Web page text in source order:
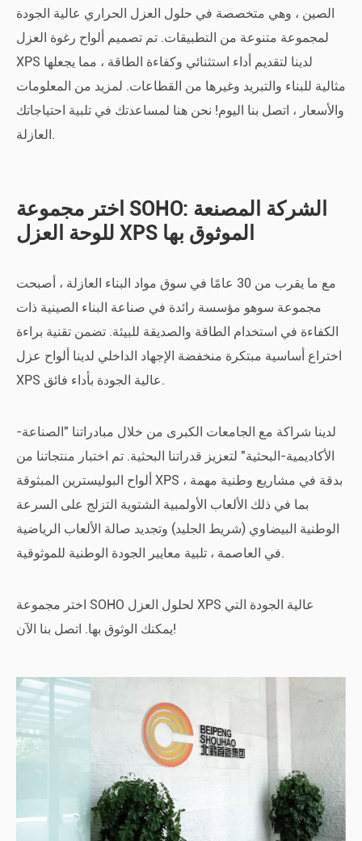
الصين ، وهي متخصصة في حلول العزل الحراري عالية الجودة
لمجموعة متنوعة من التطبيقات. تم تصميم ألواح رغوة العزل
XPS لدينا لتقديم أداء استثنائي وكفاءة الطاقة ، مما يجعلها
مثالية للبناء والتبريد وغيرها من القطاعات. لمزيد من المعلومات
والأسعار ، اتصل بنا اليوم! نحن هنا لمساعدتك في تلبية احتياجاتك
العازلة.
اختر مجموعة SOHO: الشركة المصنعة
للوحة العزل XPS الموثوق بها
مع ما يقرب من 30 عامًا في سوق مواد البناء العازلة ، أصبحت
مجموعة سوهو مؤسسة رائدة في صناعة البناء الصينية ذات
الكفاءة في استخدام الطاقة والصديقة للبيئة. تضمن تقنية براءة
اختراع أساسية مبتكرة منخفضة الإجهاد الداخلي لدينا ألواح عزل
XPS عالية الجودة بأداء فائق.
لدينا شراكة مع الجامعات الكبرى من خلال مبادراتنا "الصناعة-
الأكاديمية-البحثية" لتعزيز قدراتنا البحثية. تم اختبار منتجاتنا من
ألواح البوليسترين المبثوقة XPS بدقة في مشاريع وطنية مهمة ،
بما في ذلك الألعاب الأولمبية الشتوية التزلج على السرعة
الوطنية البيضاوي (شريط الجليد) وتجديد صالة الألعاب الرياضية
في العاصمة ، تلبية معايير الجودة الوطنية للموثوقية.
اختر مجموعة SOHO لحلول العزل XPS عالية الجودة التي
يمكنك الوثوق بها. اتصل بنا الآن!